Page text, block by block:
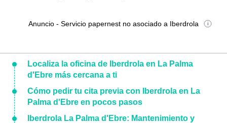
Anuncio - Servicio papernest no asociado a Iberdrola
Localiza la oficina de Iberdrola en La Palma
d'Ebre más cercana a ti
Cómo pedir tu cita previa con Iberdrola en La
Palma d'Ebre en pocos pasos
Iberdrola La Palma d'Ebre: Mantenimiento y